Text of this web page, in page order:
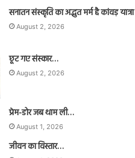
सनातन संस्कृति का अद्भुत मर्म है कांवड़ यात्रा
August 2, 2026
छूट गए संस्कार…
August 2, 2026
प्रेम-डोर जब थाम ली…
August 1, 2026
जीवन का विस्तार…